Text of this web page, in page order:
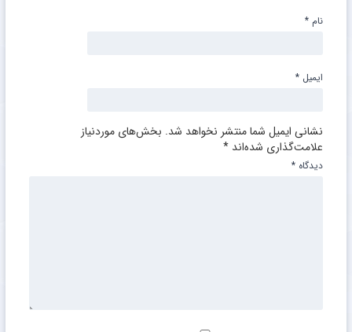
نشانی ایمیل شما منتشر نخواهد شد. بخش‌های موردنیاز
علامت‌گذاری شده‌اند *
دیدگاه *
نام *
ایمیل *